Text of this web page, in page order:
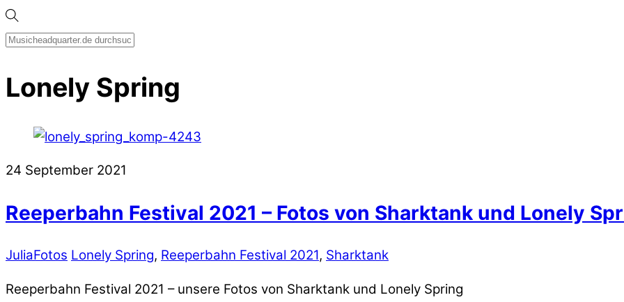
Lonely Spring
24 September 2021
Reeperbahn Festival 2021 – Fotos von Sharktank und Lonely
JuliaFotos Lonely Spring, Reeperbahn Festival 2021, Sharktank
Reeperbahn Festival 2021 – unsere Fotos von Sharktank und Lonely Spring